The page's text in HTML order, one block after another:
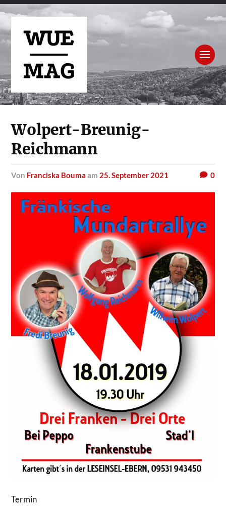
Wolpert-Breunig-
Reichmann
von Franciska Bouma am 25. September 2021 0
Termin